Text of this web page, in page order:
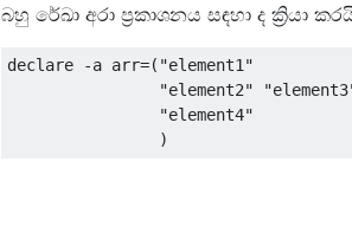
බහු රේඛා අරා ප්‍රකාශනය සඳහා ද ක්‍රියා
declare -a arr=( "element1"
"element2"
"element4"
)